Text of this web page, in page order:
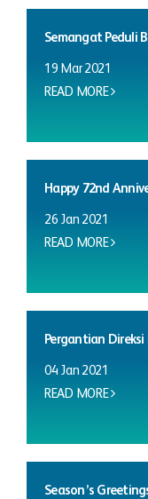
Semangat Peduli
19 Mar 2021
READ MORE
Happy 72nd
26 Jan 2021
READ MORE
Pergantian
04 Jan 2021
READ MORE
Season’s